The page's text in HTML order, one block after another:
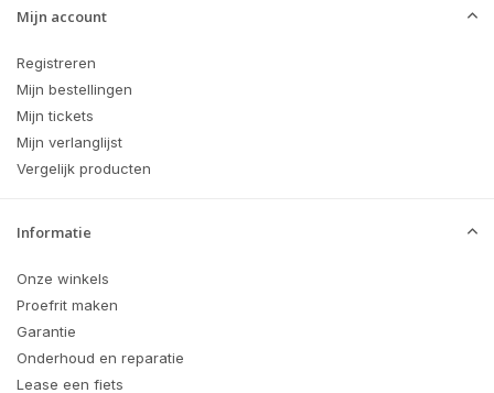
Mijn account
Registreren
Mijn bestellingen
Mijn tickets
Mijn verlanglijst
Vergelijk producten
Informatie
Onze winkels
Proefrit maken
Garantie
Onderhoud en reparatie
Lease een fiets